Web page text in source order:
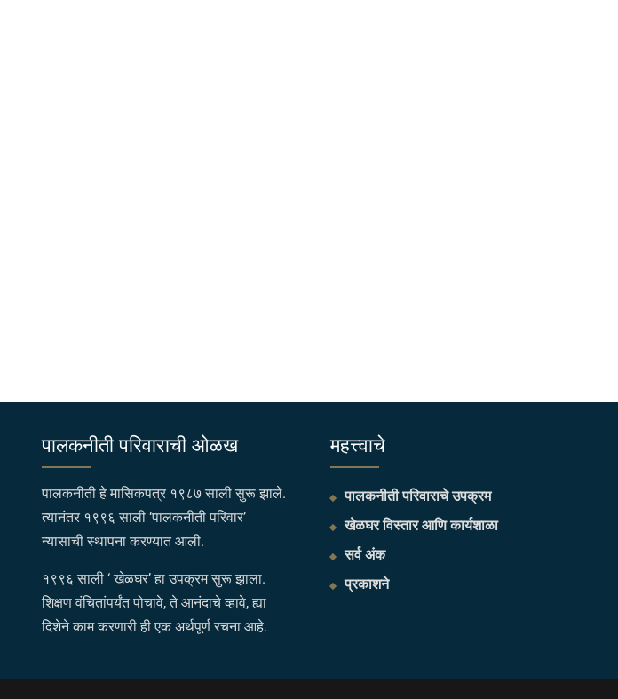
पालकनीती परिवाराची ओळख
पालकनीती हे मासिकपत्र १९८७ साली सुरू झाले.
त्यानंतर १९९६ साली ‘पालकनीती परिवार’
न्यासाची स्थापना करण्यात आली.
१९९६ साली ‘ खेळघर’ हा उपक्रम सुरू झाला.
शिक्षण वंचितांपर्यंत पोचावे, ते आनंदाचे व्हावे, ह्या
दिशेने काम करणारी ही एक अर्थपूर्ण रचना आहे.
महत्त्वाचे
पालकनीती परिवाराचे उपक्रम
खेळघर विस्तार आणि कार्यशाळा
सर्व अंक
प्रकाशने